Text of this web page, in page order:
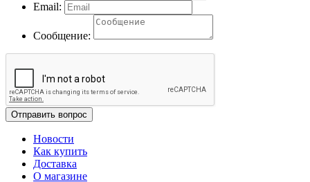
Email:
Сообщение:
Отправить вопрос
Новости
Как купить
Доставка
О магазине